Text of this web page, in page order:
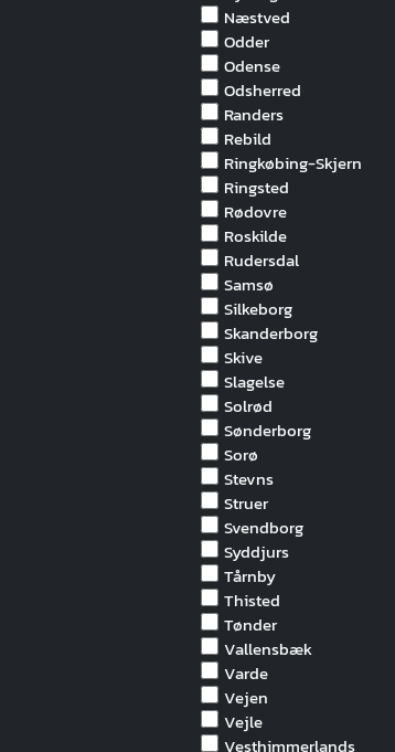
Næstved
Odder
Odense
Odsherred
Randers
Rebild
Ringkøbing-Skjern
Ringsted
Rødovre
Roskilde
Rudersdal
Samsø
Silkeborg
Skanderborg
Skive
Slagelse
Solrød
Sønderborg
Sorø
Stevns
Struer
Svendborg
Syddjurs
Tårnby
Thisted
Tønder
Vallensbæk
Varde
Vejen
Vejle
Vesthimmerlands